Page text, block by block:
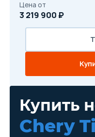
Купить
Chery
Цена от
3 219 900 ₽